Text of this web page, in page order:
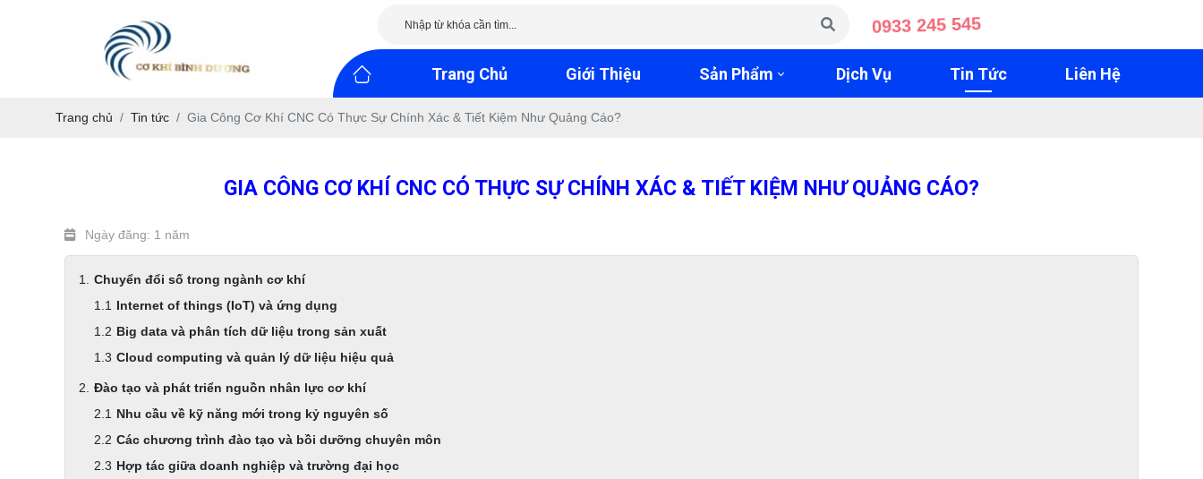
0933 245 545
Trang Chủ Giới Thiệu Sản Phẩm Dịch Vụ Tin Tức Liên Hệ
Trang chủ Tin tức Gia Công Cơ Khí CNC Có Thực Sự Chính Xác & Tiết Kiệm Như Quảng Cáo?
GIA CÔNG CƠ KHÍ CNC CÓ THỰC SỰ CHÍNH XÁC & TIẾT KIỆM NHƯ QUẢNG CÁO?
Ngày đăng: 1 năm
Chuyển đổi số trong ngành cơ khí
Internet of things (IoT) và ứng dụng
Big data và phân tích dữ liệu trong sản xuất
Cloud computing và quản lý dữ liệu hiệu quả
Đào tạo và phát triển nguồn nhân lực cơ khí
Nhu cầu về kỹ năng mới trong kỷ nguyên số
Các chương trình đào tạo và bồi dưỡng chuyên môn
Hợp tác giữa doanh nghiệp và trường đại học